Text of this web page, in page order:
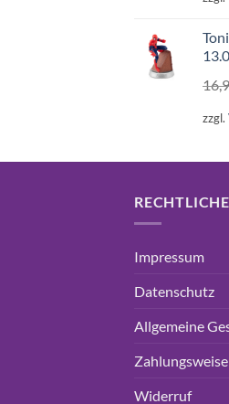
zzgl.
Impressum
Datenschutz
Allgemeine
Widerruf